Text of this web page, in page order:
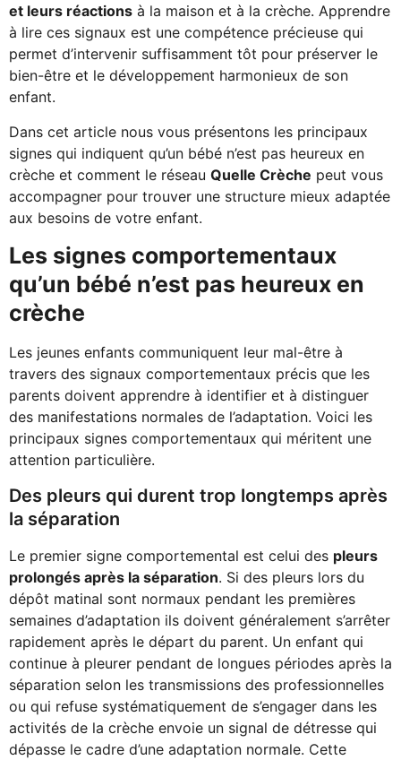
et leurs réactions à la maison et à la crèche. Apprendre
à lire ces signaux est une compétence précieuse qui
permet d’intervenir suffisamment tôt pour préserver le
bien-être et le développement harmonieux de son
enfant.
Dans cet article nous vous présentons les principaux
signes qui indiquent qu’un bébé n’est pas heureux en
crèche et comment le réseau Quelle Crèche peut vous
accompagner pour trouver une structure mieux adaptée
aux besoins de votre enfant.
Les signes comportementaux
qu’un bébé n’est pas heureux en
crèche
Les jeunes enfants communiquent leur mal-être à
travers des signaux comportementaux précis que les
parents doivent apprendre à identifier et à distinguer
des manifestations normales de l’adaptation. Voici les
principaux signes comportementaux qui méritent une
attention particulière.
Des pleurs qui durent trop longtemps après
la séparation
Le premier signe comportemental est celui des pleurs
prolongés après la séparation. Si des pleurs lors du
dépôt matinal sont normaux pendant les premières
semaines d’adaptation ils doivent généralement s’arrêter
rapidement après le départ du parent. Un enfant qui
continue à pleurer pendant de longues périodes après la
séparation selon les transmissions des professionnelles
ou qui refuse systématiquement de s’engager dans les
activités de la crèche envoie un signal de détresse qui
dépasse le cadre d’une adaptation normale. Cette